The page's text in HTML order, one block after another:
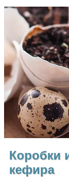
Коробки
кефира